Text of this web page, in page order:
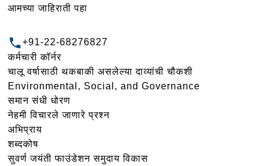
आमच्या जाहिराती पहा
+91-22-68276827
कर्मचारी कॉर्नर
चालू वर्षासाठी थकबाकी असलेल्या दाव्यांची चौकशी
Environmental, Social, and Governance
समान संधी धोरण
नेहमी विचारले जाणारे प्रश्न
अभिप्राय
शब्दकोष
सुवर्ण जयंती फाउंडेशन समुदाय विकास